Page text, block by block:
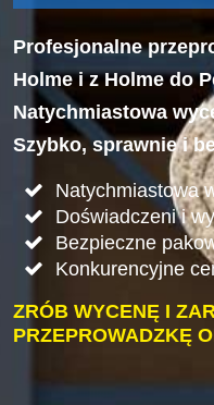
Profesjonalne
Holme i z Holme do
Natychmiastowa
Szybko, sprawnie i
Natychmiastowa
Doświadczeni i
Bezpieczne
Konkurencyjne
ZRÓB WYCENĘ I
PRZEPROWADZKĘ